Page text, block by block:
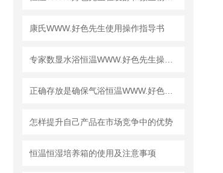
康氏WWW.好色先生使用操作指导书
怎样提升自己产品在市场竞争中的优势
恒温恒湿培养箱的使用及注意事项